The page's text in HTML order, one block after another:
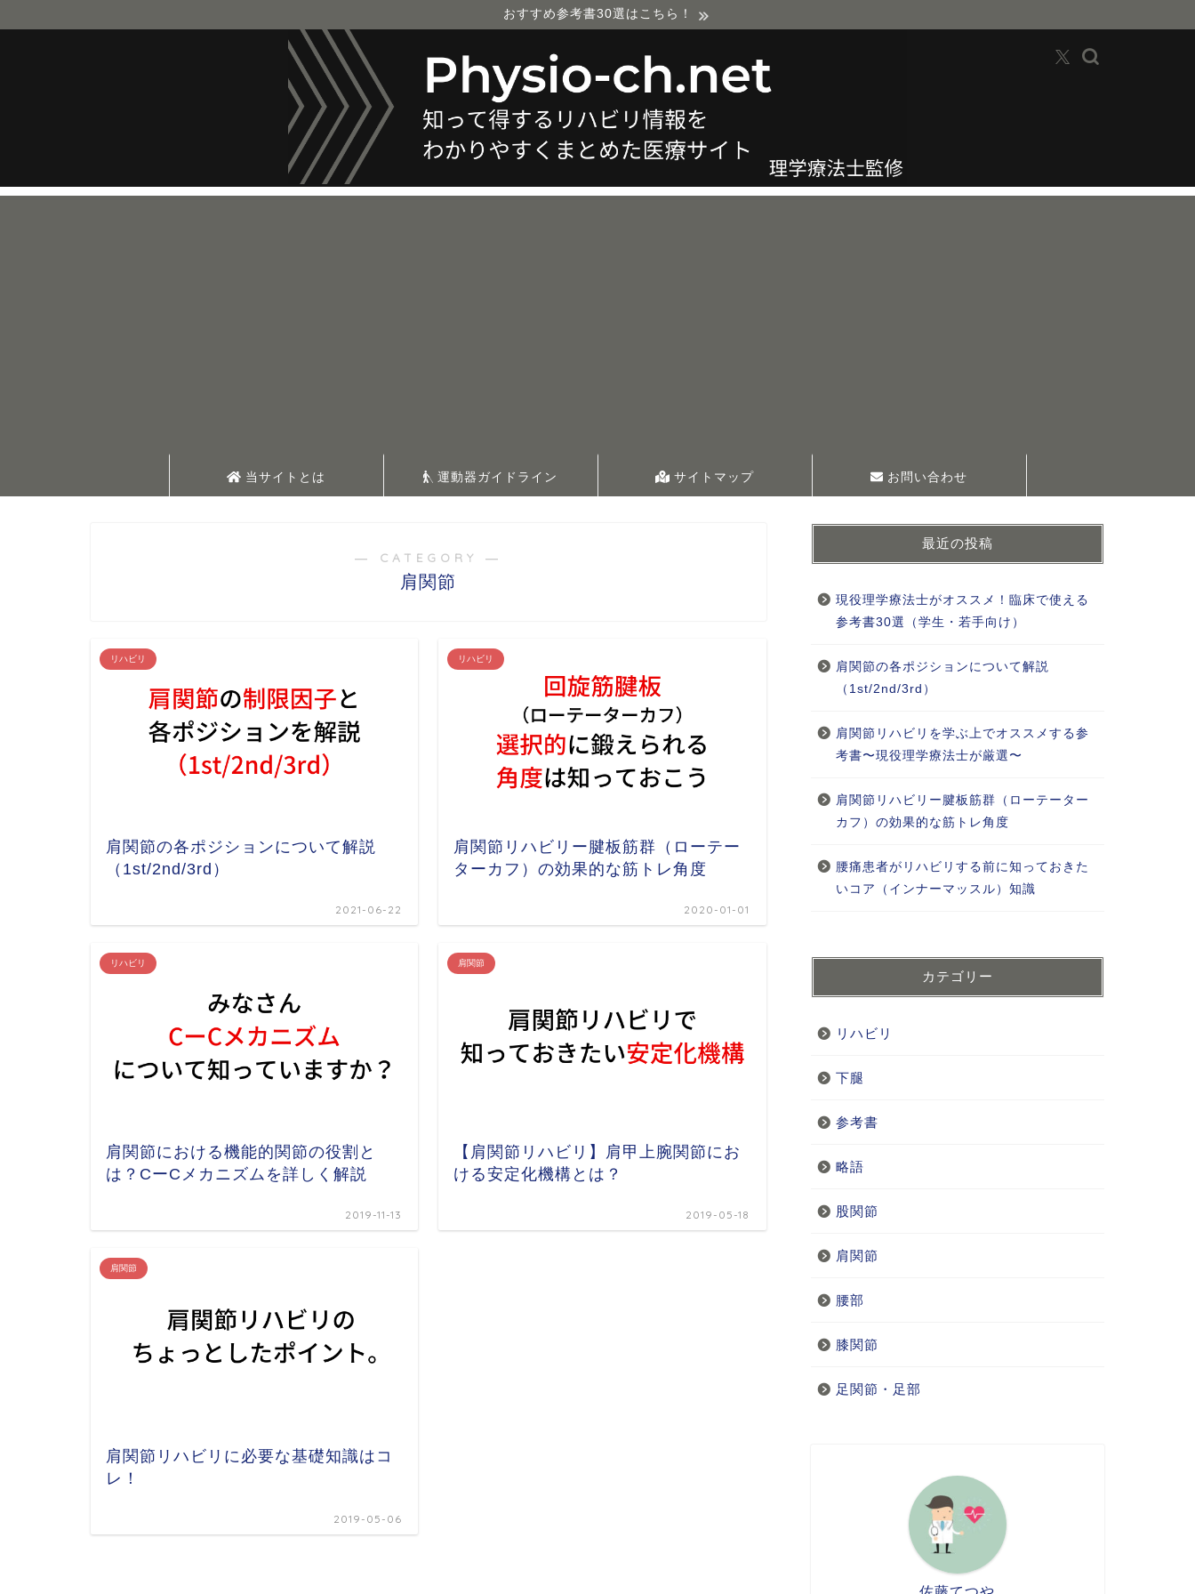
おすすめ参考書30選はこちら！
当サイトとは 運動器ガイドライン サイトマップ お問い合わせ
― CATEGORY ―
肩関節
リハビリ
肩関節の各ポジションについて解説
（1st/2nd/3rd）
2021-06-22
リハビリ
肩関節リハビリー腱板筋群（ローテー
ターカフ）の効果的な筋トレ角度
2020-01-01
リハビリ
肩関節における機能的関節の役割と
は？CーCメカニズムを詳しく解説
2019-11-13
肩関節
【肩関節リハビリ】肩甲上腕関節にお
ける安定化機構とは？
2019-05-18
肩関節
肩関節リハビリに必要な基礎知識はコ
レ！
2019-05-06
最近の投稿
現役理学療法士がオススメ！臨床で使える
参考書30選（学生・若手向け）
肩関節の各ポジションについて解説
（1st/2nd/3rd）
肩関節リハビリを学ぶ上でオススメする参
考書〜現役理学療法士が厳選〜
肩関節リハビリー腱板筋群（ローテーター
カフ）の効果的な筋トレ角度
腰痛患者がリハビリする前に知っておきた
いコア（インナーマッスル）知識
カテゴリー
リハビリ
下腿
参考書
略語
股関節
肩関節
腰部
膝関節
足関節・足部